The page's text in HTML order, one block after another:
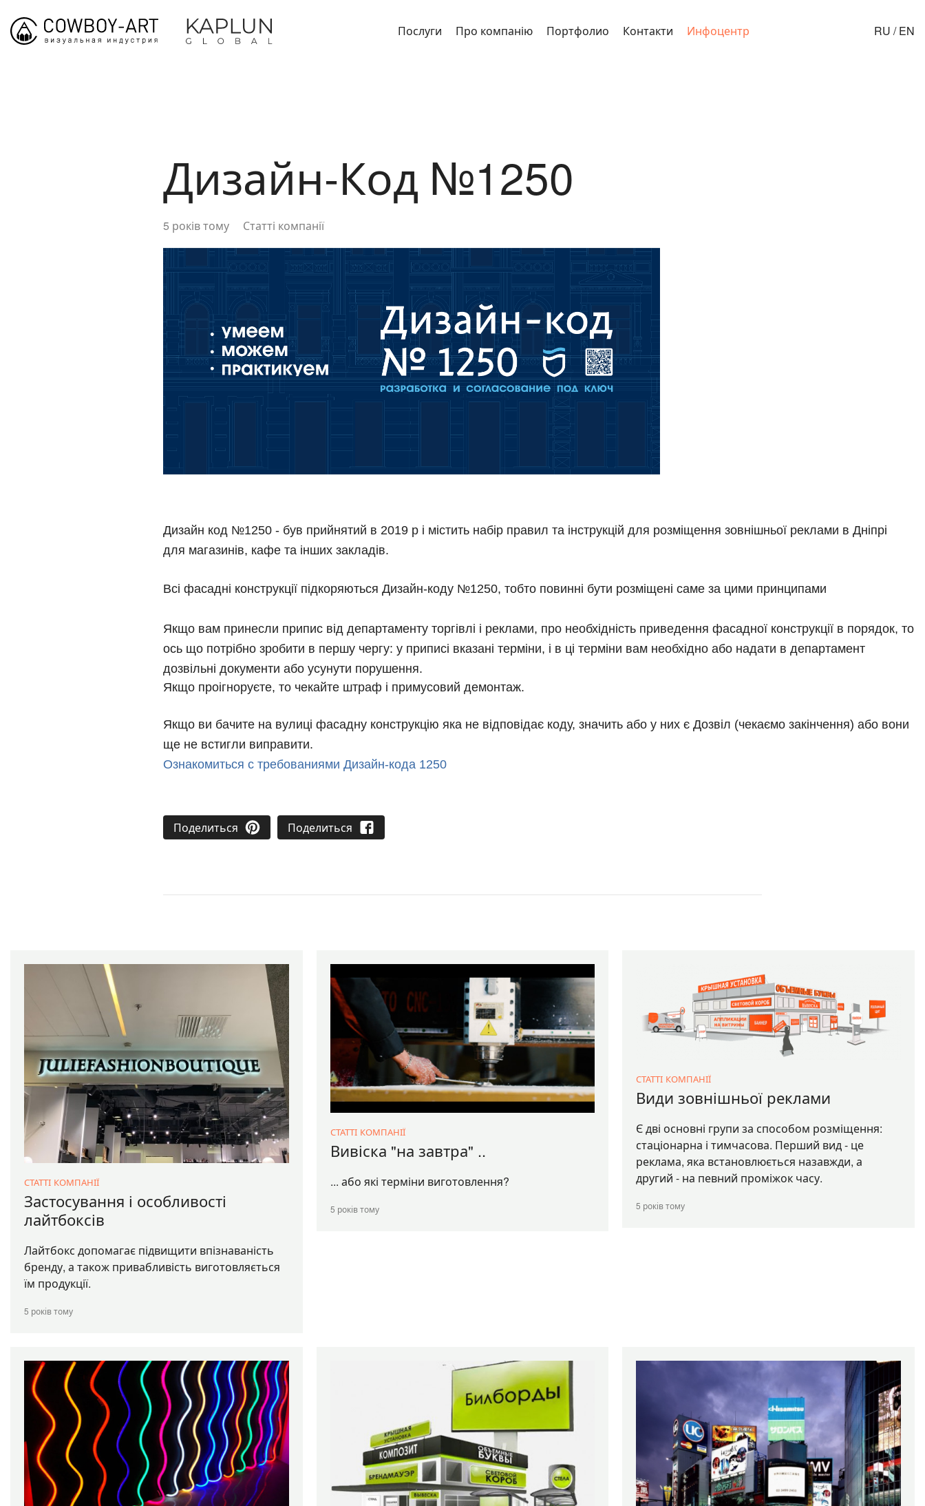
Послуги Про компанію Портфолио Контакти Инфоцентр RU /EN
Дизайн-Код №1250
5 років тому Статті компанії
Дизайн код №1250 - був прийнятий в 2019 р і містить набір правил та інструкцій для розміщення зовнішньої реклами в Дніпрі
для магазинів, кафе та інших закладів.
Всі фасадні конструкції підкоряються Дизайн-коду №1250, тобто повинні бути розміщені саме за цими принципами
Якщо вам принесли припис від департаменту торгівлі і реклами, про необхідність приведення фасадної конструкції в порядок, то
ось що потрібно зробити в першу чергу: у приписі вказані терміни, і в ці терміни вам необхідно або надати в департамент
дозвільні документи або усунути порушення.
Якщо проігноруєте, то чекайте штраф і примусовий демонтаж.
Якщо ви бачите на вулиці фасадну конструкцію яка не відповідає коду, значить або у них є Дозвіл (чекаємо закінчення) або вони
ще не встигли виправити.
Ознакомиться с требованиями Дизайн-кода 1250
Поделиться Поделиться
СТАТТІ КОМПАНІЇ
Застосування і особливості
лайтбоксів
Лайтбокс допомагає підвищити впізнаваність
бренду, а також привабливість виготовляється
їм продукції.
5 років тому
СТАТТІ КОМПАНІЇ
Вивіска "на завтра" ..
... або які терміни виготовлення?
5 років тому
СТАТТІ КОМПАНІЇ
Види зовнішньої реклами
Є дві основні групи за способом розміщення:
стаціонарна і тимчасова. Перший вид - це
реклама, яка встановлюється назавжди, а
другий - на певний проміжок часу.
5 років тому